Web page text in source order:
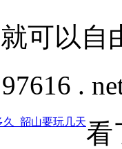
可以自
.
_韶山要玩几天看